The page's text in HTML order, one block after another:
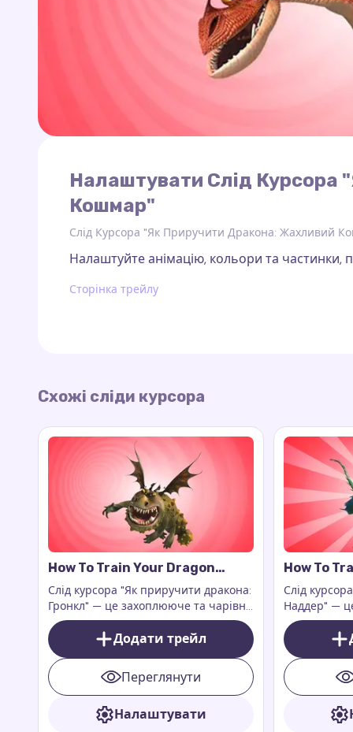
Налаштувати Слід Курсора
Кошмар"
Слід Курсора "Як Приручити Дракона: Жахливий
Налаштуйте анімацію, кольори та частинки,
Сторінка трейлу
Схожі сліди курсора
How To Train Your Dragon
Gronckle Cursor Trail
Слід курсора "Як приручити дракона:
Гронкл" — це захоплююче та чарівне
доповнення до вашого цифрового
досвіду. Це доповнення до
розширення для браузера Custom
Cursor Trail або Cursor Trails for
Chrome, яке працює виключно на
веб-сторінках.
Додати трейл
Переглянути
Налаштувати
How To
Nadder
Слід
Наддер" —
досвіду,
екран
драконів